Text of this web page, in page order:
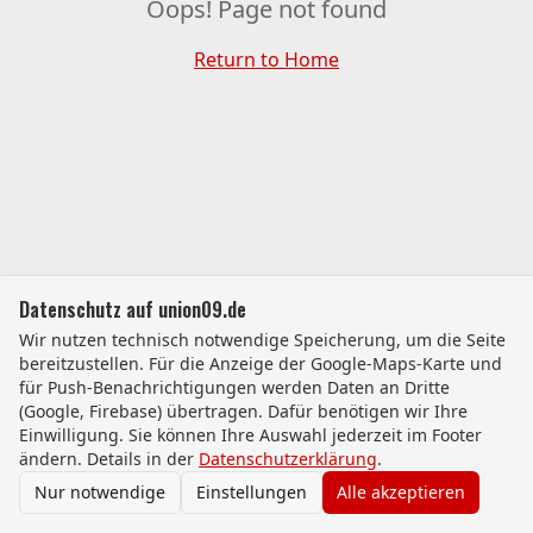
Oops! Page not found
Return to Home
Datenschutz auf union09.de
Wir nutzen technisch notwendige Speicherung, um die Seite
bereitzustellen. Für die Anzeige der Google-Maps-Karte und
für Push-Benachrichtigungen werden Daten an Dritte
(Google, Firebase) übertragen. Dafür benötigen wir Ihre
Einwilligung. Sie können Ihre Auswahl jederzeit im Footer
ändern. Details in der Datenschutzerklärung.
Nur notwendige
Einstellungen Alle akzeptieren